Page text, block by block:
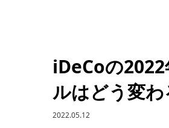
iDeCoの
ルはどう変わ
2022.05.12